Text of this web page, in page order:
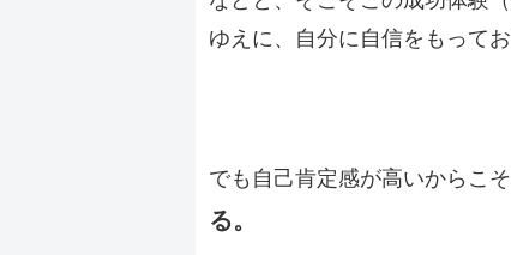
ゆえに、自分に自信をもって
でも自己肯定感が高いからこそ
る。